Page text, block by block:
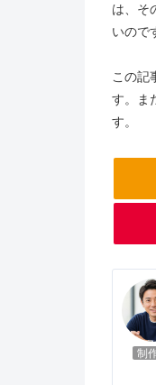
は、そ
いので
この記
す。ま
す。
制